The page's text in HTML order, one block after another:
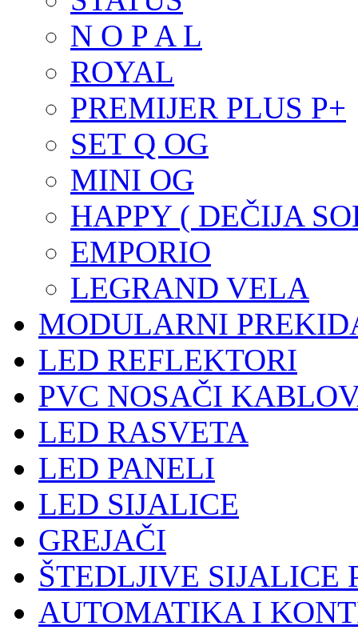
N O P A L
ROYAL
PREMIJER PLUS P+
SET Q OG
MINI OG
HAPPY ( DEČIJA
EMPORIO
LEGRAND VELA
MODULARNI
LED REFLEKTORI
PVC NOSAČI
LED RASVETA
LED PANELI
LED SIJALICE
GREJAČI
ŠTEDLJIVE SIJALICE
AUTOMATIKA I